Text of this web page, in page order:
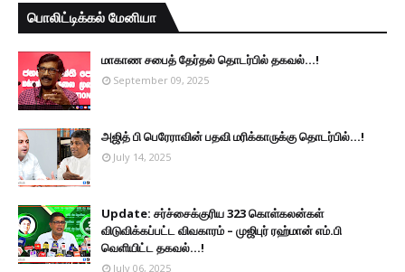
பொலிட்டிக்கல் மேனியா
மாகாண சபைத் தேர்தல் தொடர்பில் தகவல்...!
September 09, 2025
அஜித் பி பெரேராவின் பதவி மரிக்காருக்கு தொடர்பில்...!
July 14, 2025
Update: சர்ச்சைக்குரிய 323 கொள்கலன்கள்
விடுவிக்கப்பட்ட விவகாரம் – முஜிபுர் ரஹ்மான் எம்.பி
வெளியிட்ட தகவல்...!
July 06, 2025